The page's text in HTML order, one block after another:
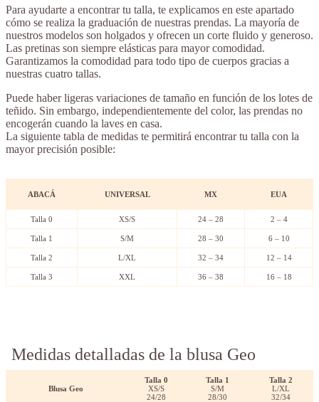
Para ayudarte a encontrar tu talla, te explicamos en este apartado
cómo se realiza la graduación de nuestras prendas. La mayoría de
nuestros modelos son holgados y ofrecen un corte fluido y generoso.
Las pretinas son siempre elásticas para mayor comodidad.
Garantizamos la comodidad para todo tipo de cuerpos gracias a
nuestras cuatro tallas.
Puede haber ligeras variaciones de tamaño en función de los lotes de
teñido. Sin embargo, independientemente del color, las prendas no
encogerán cuando la laves en casa.
La siguiente tabla de medidas te permitirá encontrar tu talla con la
mayor precisión posible:
ABACÁ UNIVERSAL MX EUA
Talla 0 XS/S 24 – 28 2 – 4
Talla 1 S/M 28 – 30 6 – 10
Talla 2 L/XL 32 – 34 12 – 14
Talla 3 XXL 36 – 38 16 – 18
Medidas detalladas de la blusa Geo
Blusa Geo
Talla 0
XS/S
24/28
Talla 1
S/M
28/30
Talla 2
L/XL
32/34